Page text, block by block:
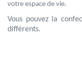
votre espace de vie.
Vous pouvez la
différents.